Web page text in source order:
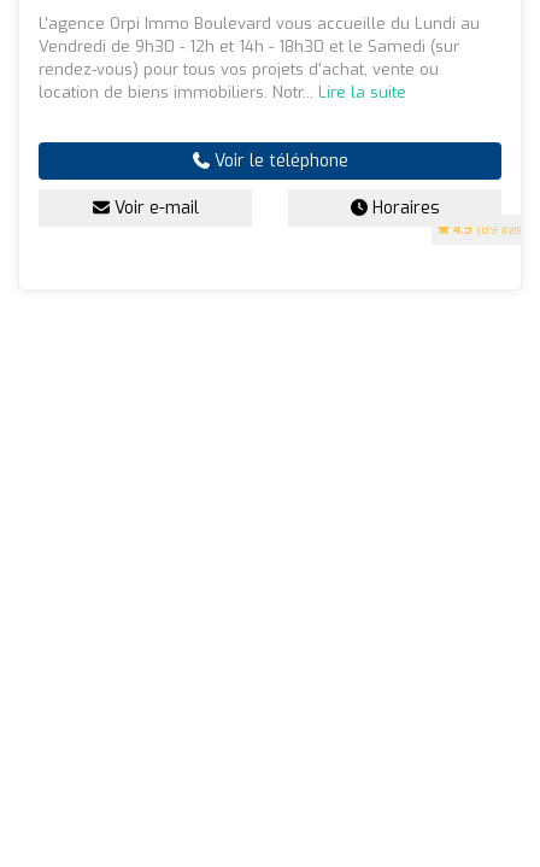
4.9 (89 avis)
L'agence Orpi Immo Boulevard vous accueille du Lundi au
Vendredi de 9h30 - 12h et 14h - 18h30 et le Samedi (sur
rendez-vous) pour tous vos projets d'achat, vente ou
location de biens immobiliers. Notr... Lire la suite
Voir le téléphone
Voir e-mail Horaires